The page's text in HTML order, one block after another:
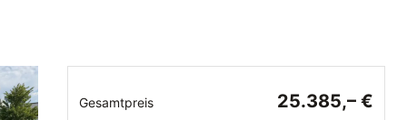
Gesamtpreis 25.385,– €